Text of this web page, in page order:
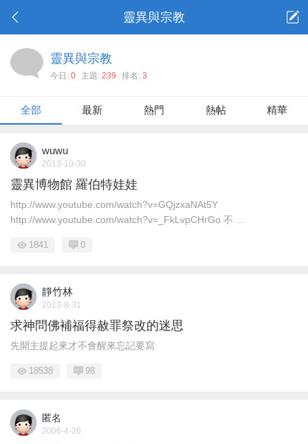
靈異與宗教
靈異與宗教
今日: 0 主題: 239 排名: 3
全部 最新 熱門 熱帖 精華
wuwu
2013-10-30
靈異博物館 羅伯特娃娃
http://www.youtube.com/watch?v=GQjzxaNAt5Y
http://www.youtube.com/watch?v=_FkLvpCHrGo 不 ...
1841 0
靜竹林
2013-8-31
求神問佛補福得赦罪祭改的迷思
先開主提起來才不會醒來忘記要寫
18538 98
匿名
2006-4-26